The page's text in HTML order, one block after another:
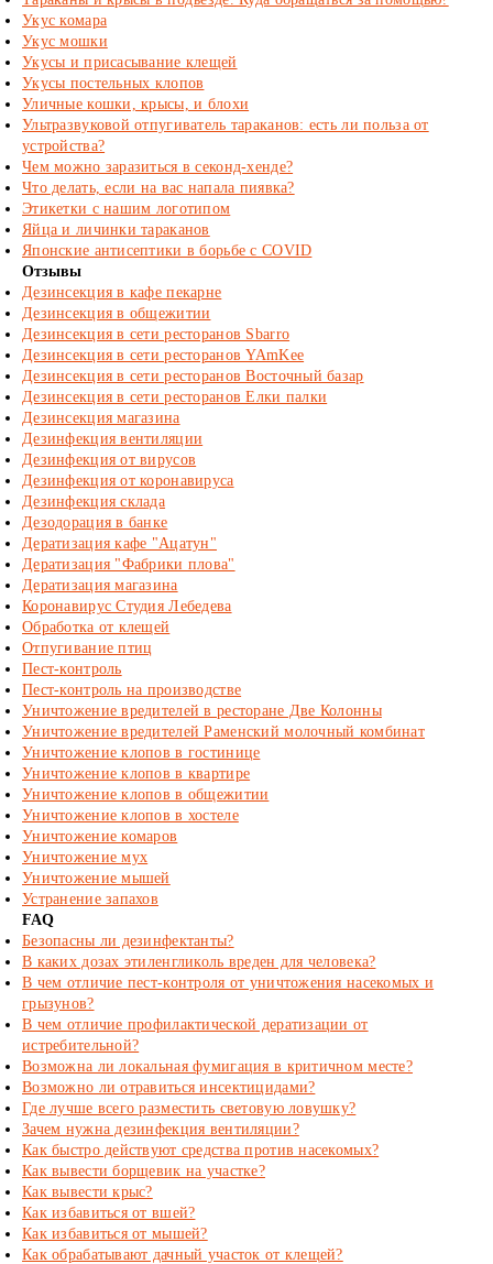
Укус комара
Укус мошки
Укусы и присасывание клещей
Укусы постельных клопов
Уличные кошки, крысы, и блохи
Ультразвуковой отпугиватель тараканов: есть ли польза от
устройства?
Чем можно заразиться в секонд-хенде?
Что делать, если на вас напала пиявка?
Этикетки с нашим логотипом
Яйца и личинки тараканов
Японские антисептики в борьбе с COVID
Отзывы
Дезинсекция в кафе пекарне
Дезинсекция в общежитии
Дезинсекция в сети ресторанов Sbarro
Дезинсекция в сети ресторанов YAmKee
Дезинсекция в сети ресторанов Восточный базар
Дезинсекция в сети ресторанов Елки палки
Дезинсекция магазина
Дезинфекция вентиляции
Дезинфекция от вирусов
Дезинфекция от коронавируса
Дезинфекция склада
Дезодорация в банке
Дератизация кафе "Ацатун"
Дератизация "Фабрики плова"
Дератизация магазина
Коронавирус Студия Лебедева
Обработка от клещей
Отпугивание птиц
Пест-контроль
Пест-контроль на производстве
Уничтожение вредителей в ресторане Две Колонны
Уничтожение вредителей Раменский молочный комбинат
Уничтожение клопов в гостинице
Уничтожение клопов в квартире
Уничтожение клопов в общежитии
Уничтожение клопов в хостеле
Уничтожение комаров
Уничтожение мух
Уничтожение мышей
Устранение запахов
FAQ
Безопасны ли дезинфектанты?
В каких дозах этиленгликоль вреден для человека?
В чем отличие пест-контроля от уничтожения насекомых и
грызунов?
В чем отличие профилактической дератизации от
истребительной?
Возможна ли локальная фумигация в критичном месте?
Возможно ли отравиться инсектицидами?
Где лучше всего разместить световую ловушку?
Зачем нужна дезинфекция вентиляции?
Как быстро действуют средства против насекомых?
Как вывести борщевик на участке?
Как вывести крыс?
Как избавиться от вшей?
Как избавиться от мышей?
Как обрабатывают дачный участок от клещей?